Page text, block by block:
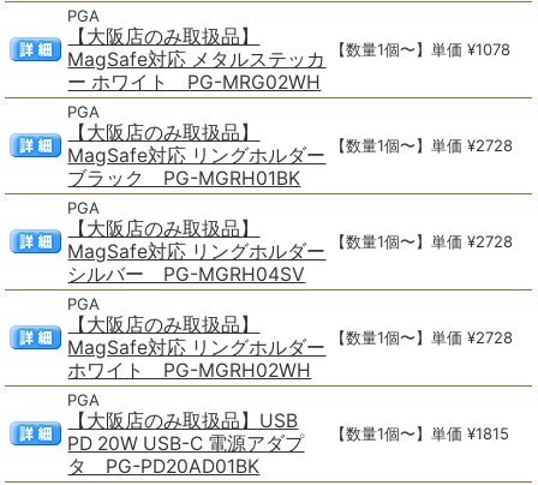
PGA
【大阪店のみ取扱品】
MagSafe対応 メタルステッカ
ー ホワイト PG-MRG02WH
【数量1個〜】単価 ¥1078
PGA
【大阪店のみ取扱品】
MagSafe対応 リングホルダー
ブラック PG-MGRH01BK
【数量1個〜】単価 ¥2728
PGA
【大阪店のみ取扱品】
MagSafe対応 リングホルダー
シルバー PG-MGRH04SV
【数量1個〜】単価 ¥2728
PGA
【大阪店のみ取扱品】
MagSafe対応 リングホルダー
ホワイト PG-MGRH02WH
【数量1個〜】単価 ¥2728
PGA
【大阪店のみ取扱品】USB
PD 20W USB-C 電源アダプ
タ PG-PD20AD01BK
【数量1個〜】単価 ¥1815